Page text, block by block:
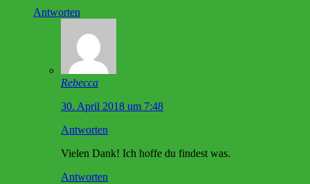
Antworten
Rebecca
30. April 2018 um 7:48
Antworten
Vielen Dank! Ich hoffe du findest was.
Antworten